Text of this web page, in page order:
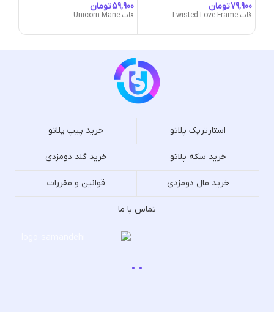
تومان
قاب-Twisted Love Frame
تومان
قاب-Unicorn Mane
استارترپک پلاتو خرید پیپ پلاتو
خرید سکه پلاتو خرید گلد دومزدی
خرید مال دومزدی قوانین و مقررات
تماس با ما